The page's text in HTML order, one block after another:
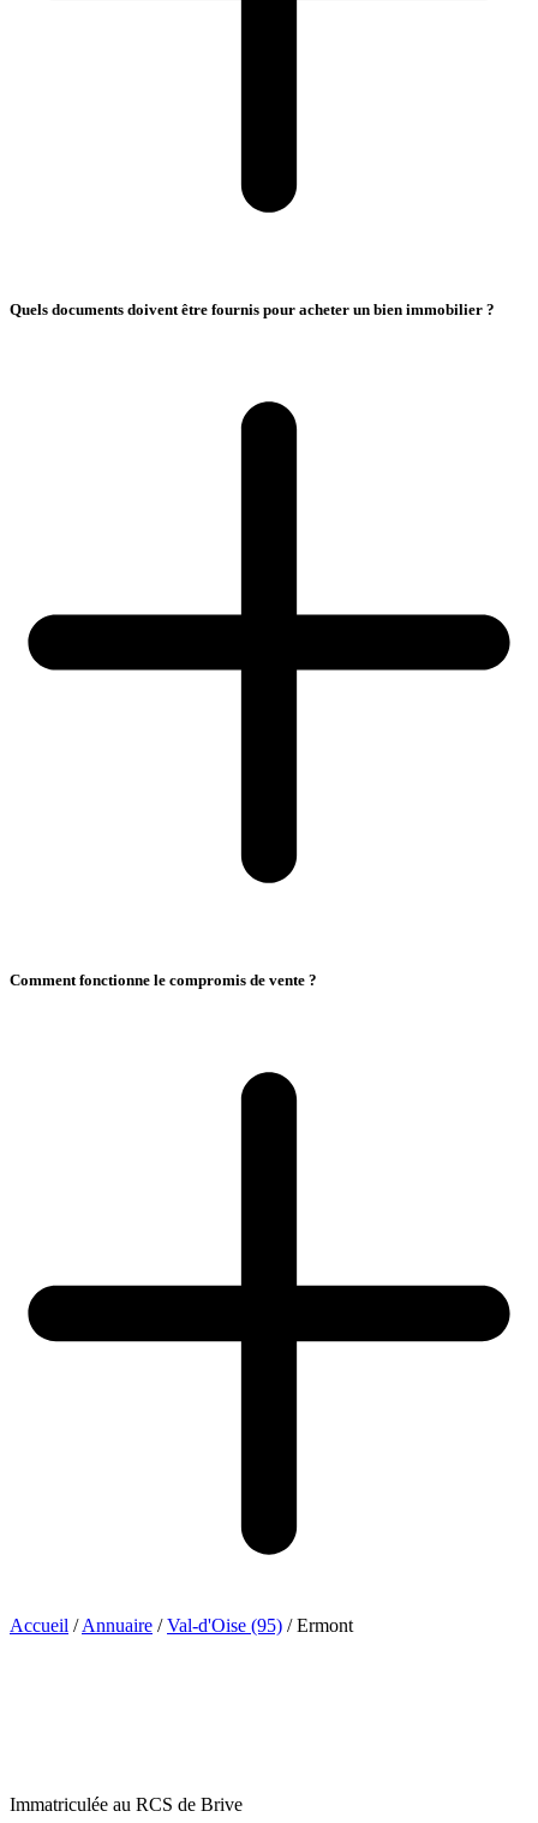
Quels documents doivent être fournis pour acheter un bien immobilier ?
Comment fonctionne le compromis de vente ?
Accueil / Annuaire / Val-d'Oise (95) / Ermont
Immatriculée au RCS de Brive